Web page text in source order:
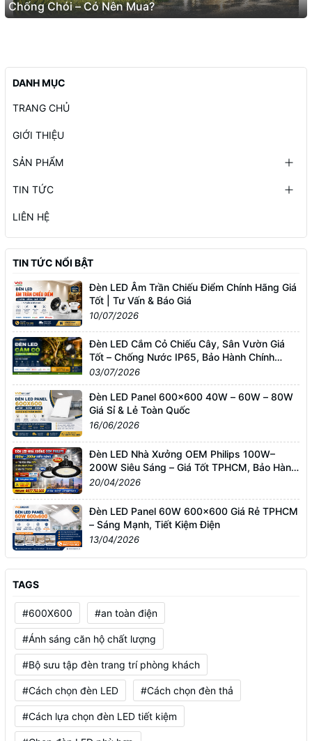
Chống Chói – Có Nên Mua?
DANH MỤC
TRANG CHỦ
GIỚI THIỆU
SẢN PHẨM
TIN TỨC
LIÊN HỆ
TIN TỨC NỔI BẬT
Đèn LED Âm Trần Chiếu Điểm Chính Hãng Giá
Tốt | Tư Vấn & Báo Giá
10/07/2026
Đèn LED Cắm Cỏ Chiếu Cây, Sân Vườn Giá
Tốt – Chống Nước IP65, Bảo Hành Chính
Hãng
03/07/2026
Đèn LED Panel 600x600 40W – 60W – 80W
Giá Sỉ & Lẻ Toàn Quốc
16/06/2026
Đèn LED Nhà Xưởng OEM Philips 100W–
200W Siêu Sáng – Giá Tốt TPHCM, Bảo Hành
3 Năm
20/04/2026
Đèn LED Panel 60W 600x600 Giá Rẻ TPHCM
– Sáng Mạnh, Tiết Kiệm Điện
13/04/2026
TAGS
#600X600 #an toàn điện
#Ánh sáng căn hộ chất lượng
#Bộ sưu tập đèn trang trí phòng khách
#Cách chọn đèn LED #Cách chọn đèn thả
#Cách lựa chọn đèn LED tiết kiệm